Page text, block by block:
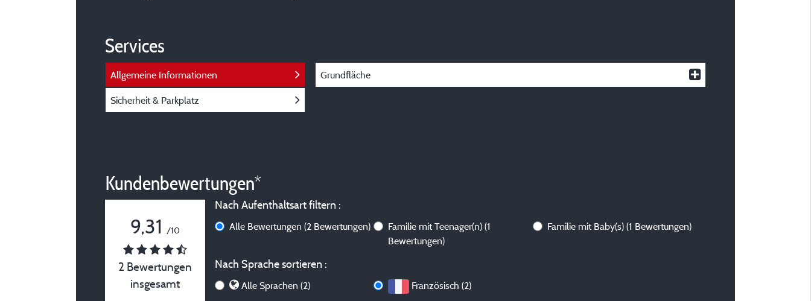
Services
Allgemeine Informationen
Sicherheit & Parkplatz
Grundfläche
Kundenbewertungen*
9,31 /10
2 Bewertungen
insgesamt
Nach Aufenthaltsart filtern :
Alle Bewertungen (2 Bewertungen) Familie mit Teenager(n)(1
Bewertungen)
Familie mit Baby(s) (1 Bewertungen)
Nach Sprache sortieren :
Alle Sprachen (2) Französisch (2)